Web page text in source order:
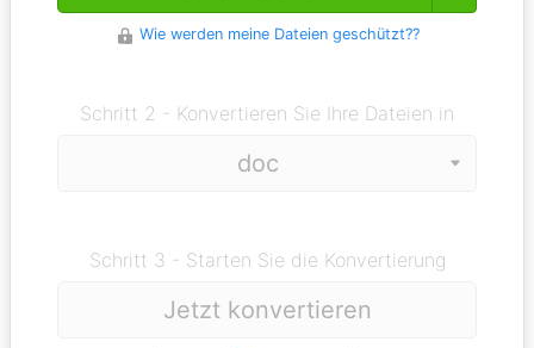
Wie werden meine Dateien geschützt??
Schritt 2 - Konvertieren Sie Ihre Dateien in
Schritt 3 - Starten Sie die Konvertierung
Jetzt konvertieren